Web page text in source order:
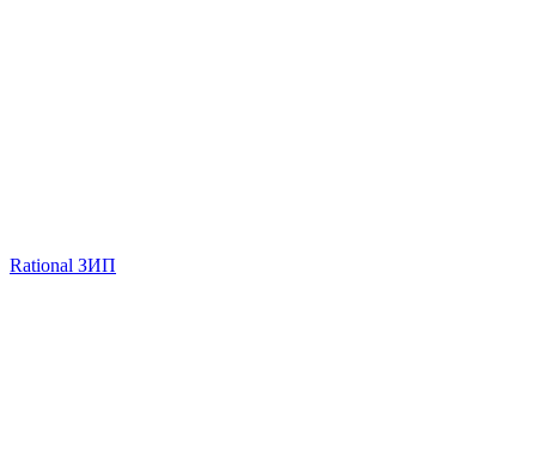
Rational ЗИП